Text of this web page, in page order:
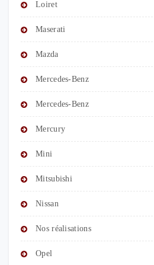
Loiret
Maserati
Mazda
Mercedes-Benz
Mercedes-Benz
Mercury
Mini
Mitsubishi
Nissan
Nos réalisations
Opel